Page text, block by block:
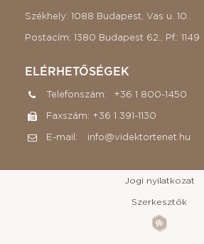
Székhely: 1088 Budapest, Vas u. 10..
Postacím: 1380 Budapest 62., Pf.: 1149
ELÉRHETŐSÉGEK
Telefonszám: +36 1 800-1450
Faxszám: +36 1 391-1130
E-mail: info@videktortenet.hu
Jogi nyilatkozat
Szerkesztők